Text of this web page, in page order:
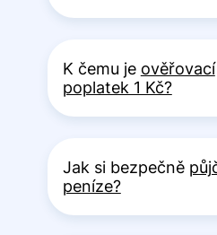
K čemu je ověřovací
poplatek 1 Kč?
Jak si bezpečně
peníze?